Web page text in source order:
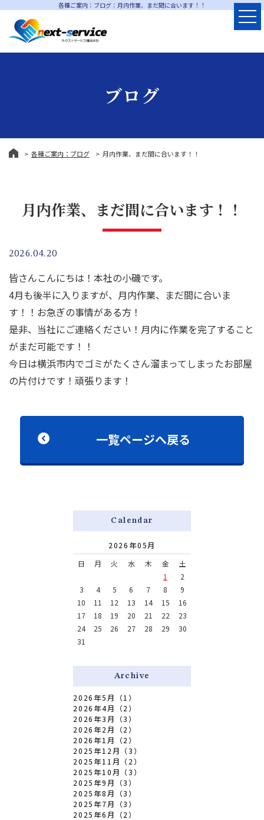
各種ご案内：ブログ：月内作業、まだ間に合います！！
ブログ
各種ご案内：ブログ 月内作業、まだ間に合います！！
月内作業、まだ間に合います！！
2026.04.20
皆さんこんにちは！本社の小磯です。
4月も後半に入りますが、月内作業、まだ間に合いま
す！！お急ぎの事情がある方！
是非、当社にご連絡ください！月内に作業を完了すること
がまだ可能です！！
今日は横浜市内でゴミがたくさん溜まってしまったお部屋
の片付けです！頑張ります！
一覧ページへ戻る
Calendar
2026年05月
日
月 火 水 木 金
土
1
2
3
4 5 6 7 8
9
10
11 12 13 14 15
16
17
18 19 20 21 22
23
24
25 26 27 28 29
30
31
Archive
2026年5月（1）
2026年4月（2）
2026年3月（3）
2026年2月（2）
2026年1月（2）
2025年12月（3）
2025年11月（2）
2025年10月（3）
2025年9月（3）
2025年8月（3）
2025年7月（3）
2025年6月（2）